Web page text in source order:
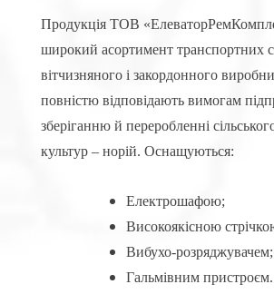
Продукція ТОВ
широкий асортимент транспортних
вітчизняного і закордонного
повністю відповідають вимогам
зберіганню й переробленні
культур – норій. Оснащуються:
Електрошафою;
Високоякісною
Вибухо-розряджувачем;
Гальмівним пристроєм.